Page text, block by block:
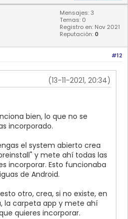
Mensajes: 3
Temas: 0
Registro en: Nov 2021
Reputación: 0
#12
(13-11-2021, 20:34)
bien, lo que no se
incorporado.
el system abierto crea
y mete ahí todas las
incorporar. Esto funcionaba
de Android.
otro, crea, si no existe, en
la carpeta app y mete ahí
quieres incorporar.